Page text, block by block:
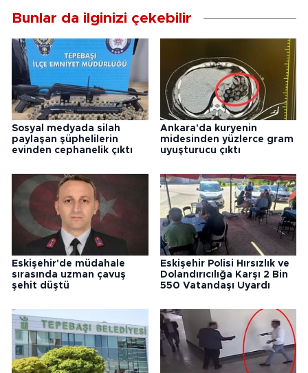
Bunlar da ilginizi çekebilir
Sosyal medyada silah
paylaşan şüphelilerin
evinden cephanelik çıktı
Ankara'da kuryenin
midesinden yüzlerce gram
uyuşturucu çıktı
Eskişehir'de müdahale
sırasında uzman çavuş
şehit düştü
Eskişehir Polisi Hırsızlık ve
Dolandırıcılığa Karşı 2 Bin
550 Vatandaşı Uyardı